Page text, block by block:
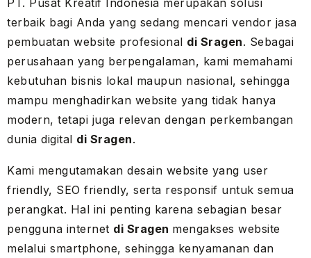
terbaik bagi Anda yang sedang mencari vendor jasa
pembuatan website profesional di Sragen. Sebagai
perusahaan yang berpengalaman, kami memahami
kebutuhan bisnis lokal maupun nasional, sehingga
mampu menghadirkan website yang tidak hanya
modern, tetapi juga relevan dengan perkembangan
dunia digital di Sragen.
Kami mengutamakan desain website yang user
friendly, SEO friendly, serta responsif untuk semua
perangkat. Hal ini penting karena sebagian besar
pengguna internet di Sragen mengakses website
melalui smartphone, sehingga kenyamanan dan